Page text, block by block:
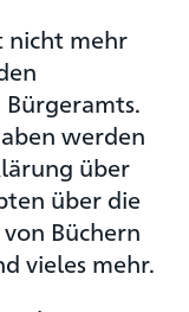
nicht mehr
werden
über
über die
Büchern
vieles mehr.